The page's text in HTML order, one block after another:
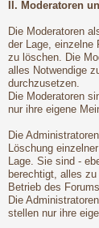
II. Moderatoren
Die Moderatoren
der Lage, einzelne
zu löschen. Die
alles Notwendige
durchzusetzen.
Die Moderatoren
nur ihre eigene
Die
Löschung
Lage. Sie sind -
berechtigt, alles
Betrieb des
Die
stellen nur ihre